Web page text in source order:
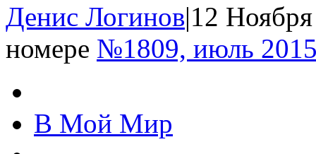
Денис Логинов|12
номере №1809, июль
В Мой Мир